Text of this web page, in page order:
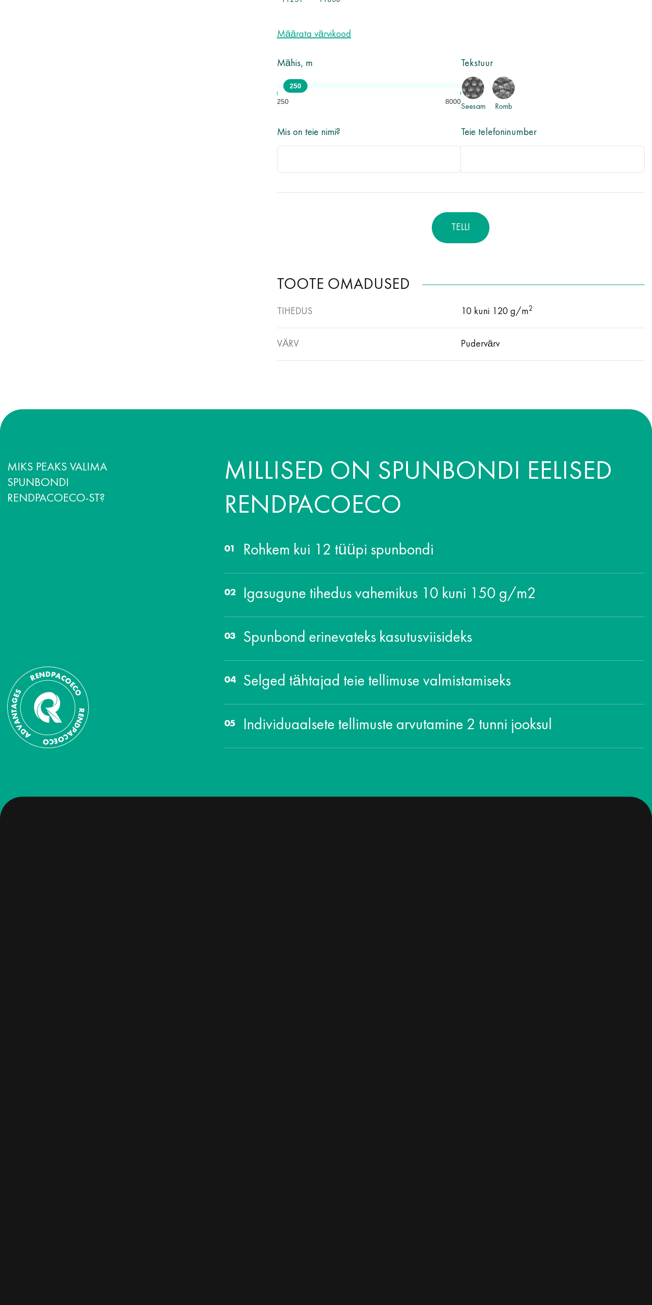
Määrata värvikood
Mähis, m
250
250 8000
Tekstuur
Seesam Romb
Mis on teie nimi? Teie telefoninumber
TELLI
TOOTE OMADUSED
TIHEDUS 10 kuni 120 g/m2
VÄRV Pudervärv
MIKS PEAKS VALIMA
SPUNBONDI
RENDPACOECO-ST?
MILLISED ON SPUNBONDI EELISED
RENDPACOECO
Rohkem kui 12 tüüpi spunbondi
Igasugune tihedus vahemikus 10 kuni 150 g/m2
Spunbond erinevateks kasutusviisideks
Selged tähtajad teie tellimuse valmistamiseks
Individuaalsete tellimuste arvutamine 2 tunni jooksul